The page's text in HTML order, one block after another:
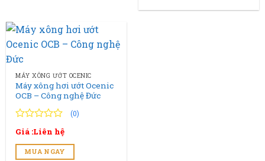
MÁY XÔNG ƯỚT OCENIC
Máy xông hơi ướt Ocenic
OCB – Công nghệ Đức
0
trên
5
0
đánh
(0)
Giá :Liên hệ
MUA NGAY